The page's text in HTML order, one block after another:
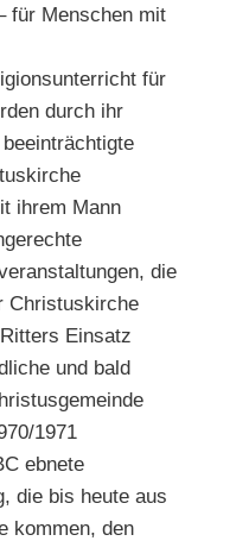
für Menschen mit
für
durch ihr
ihrem Mann
die
Christuskirche
Einsatz
und bald
1971
ebnete
die bis heute aus
kommen, den